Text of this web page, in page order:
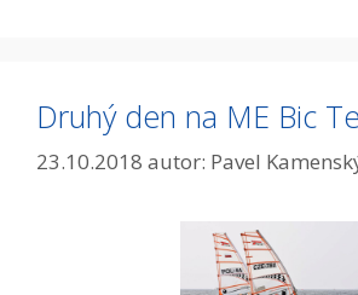
Druhý den na ME Bic
23.10.2018 autor: Pavel